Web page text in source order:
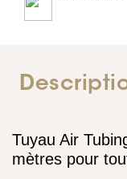
Tuyau Air
mètres pour